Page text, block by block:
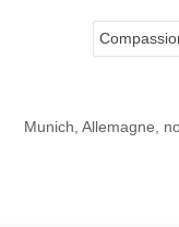
Munich, Allemagne,